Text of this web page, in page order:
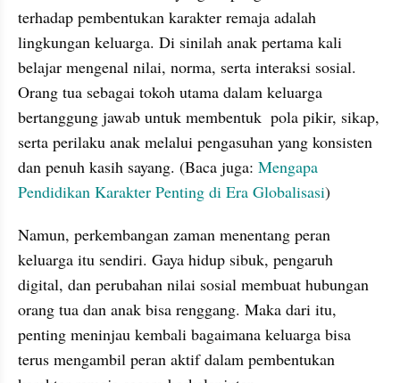
terhadap pembentukan karakter remaja adalah
lingkungan keluarga. Di sinilah anak pertama kali
belajar mengenal nilai, norma, serta interaksi sosial.
Orang tua sebagai tokoh utama dalam keluarga
bertanggung jawab untuk membentuk  pola pikir, sikap,
serta perilaku anak melalui pengasuhan yang konsisten
dan penuh kasih sayang. (Baca juga: Mengapa
Pendidikan Karakter Penting di Era Globalisasi)
Namun, perkembangan zaman menentang peran
keluarga itu sendiri. Gaya hidup sibuk, pengaruh
digital, dan perubahan nilai sosial membuat hubungan
orang tua dan anak bisa renggang. Maka dari itu,
penting meninjau kembali bagaimana keluarga bisa
terus mengambil peran aktif dalam pembentukan